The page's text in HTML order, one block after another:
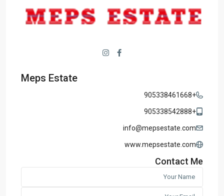
Meps Estate
+905338461668
+905338542888
info@mepsestate.com
www.mepsestate.com
Contact Me